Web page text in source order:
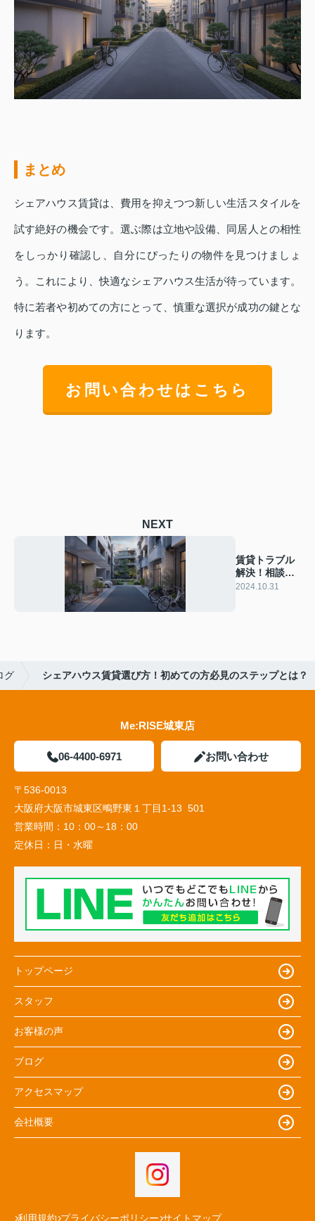
まとめ
シェアハウス賃貸は、費用を抑えつつ新しい生活スタイルを
試す絶好の機会です。選ぶ際は立地や設備、同居人との相性
をしっかり確認し、自分にぴったりの物件を見つけましょ
う。これにより、快適なシェアハウス生活が待っています。
特に若者や初めての方にとって、慎重な選択が成功の鍵とな
ります。
お問い合わせはこちら
NEXT
賃貸トラブル
解決！相談窓
口の利用法と
2024.10.31
グ シェアハウス賃貸選び方！初めての方必見のステップとは？
Me:RISE城東店
06-4400-6971 お問い合わせ
〒536-0013
大阪府大阪市城東区鴫野東１丁目1-13 501
営業時間： 10：00～18：00
定休日： 日・水曜
トップページ
スタッフ
お客様の声
ブログ
アクセスマップ
会社概要
利用規約 プライバシーポリシー サイトマップ